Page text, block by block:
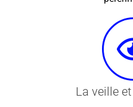
La veille